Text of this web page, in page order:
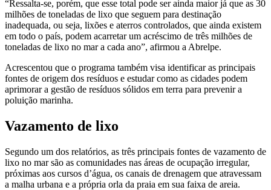
“Ressalta-se, porém, que esse total pode ser ainda maior já que as 30
milhões de toneladas de lixo que seguem para destinação
inadequada, ou seja, lixões e aterros controlados, que ainda existem
em todo o país, podem acarretar um acréscimo de três milhões de
toneladas de lixo no mar a cada ano”, afirmou a Abrelpe.
Acrescentou que o programa também visa identificar as principais
fontes de origem dos resíduos e estudar como as cidades podem
aprimorar a gestão de resíduos sólidos em terra para prevenir a
poluição marinha.
Vazamento de lixo
Segundo um dos relatórios, as três principais fontes de vazamento de
lixo no mar são as comunidades nas áreas de ocupação irregular,
próximas aos cursos d’água, os canais de drenagem que atravessam
a malha urbana e a própria orla da praia em sua faixa de areia.